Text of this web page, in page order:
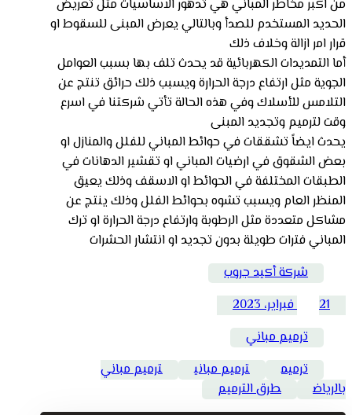
من اكبر مخاطر المباني هي تدهور الاساسيات مثل تعريض
الحديد المستخدم للصدأ وبالتالي يعرض المبنى للسقوط او
قرار امر ازالة وخلاف ذلك
أما التمديدات الكهربائية قد يحدث تلف بها بسبب العوامل
الجوية مثل ارتفاع درجة الحرارة ويسبب ذلك حرائق تنتج عن
التلامس للأسلاك وفي هذه الحالة تأتي شركتنا في اسرع
وقت لترميم وتجديد المبنى
يحدث ايضاً تشققات في حوائط المباني للفلل والمنازل او
بعض الشقوق في ارضيات المباني او تقشير الدهانات في
الطبقات المختلفة في الحوائط او الاسقف وذلك يعيق
المنظر العام ويسبب تشوه بحوائط الفلل وذلك ينتج عن
مشاكل متعددة مثل الرطوبة وارتفاع درجة الحرارة او ترك
المباني فترات طويلة بدون تجديد او انتشار الحشرات
شركة أكيد جروب
21 فبراير، 2023
ترميم مباني
ترميم
ترميم مباني
ترميم مباني
بالرياض
طرق الترميم